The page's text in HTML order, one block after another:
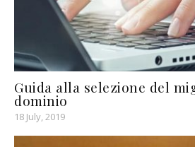
Guida alla selezione del
dominio
18 July, 2019